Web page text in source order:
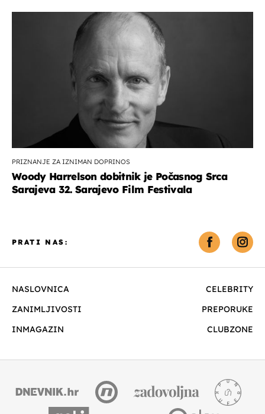
PRIZNANJE ZA IZNIMAN DOPRINOS
Woody Harrelson dobitnik je Počasnog Srca
Sarajeva 32. Sarajevo Film Festivala
NASLOVNICA
CELEBRITY
ZANIMLJIVOSTI
PREPORUKE
INMAGAZIN
CLUBZONE
PRATI NAS: